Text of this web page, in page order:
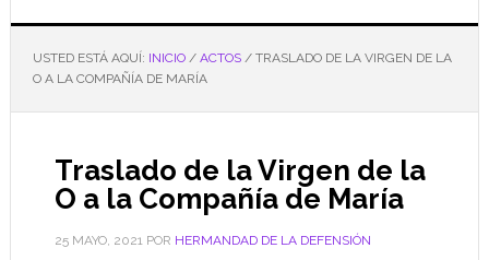
USTED ESTÁ AQUÍ: INICIO / ACTOS /TRASLADO DE LA VIRGEN DE LA
O A LA COMPAÑÍA DE MARÍA
Traslado de la Virgen de la
O a la Compañía de María
25 MAYO, 2021POR HERMANDAD DE LA DEFENSIÓN